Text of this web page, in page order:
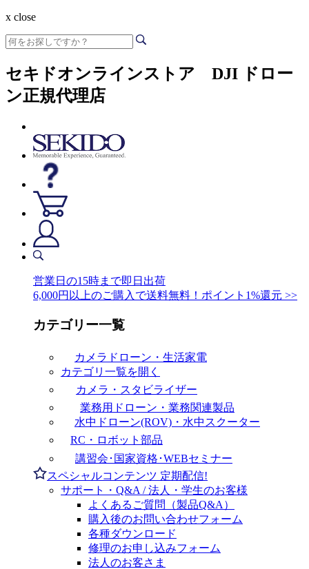
x close
セキドオンラインストア DJI ドロー
ン正規代理店
営業日の15時まで即日出荷
6,000円以上のご購入で送料無料！ポイント1%還元 >>
カテゴリー一覧
カメラドローン・生活家電
カテゴリ一覧を開く
カメラ・スタビライザー
業務用ドローン・業務関連製品
水中ドローン(ROV)・水中スクーター
RC・ロボット部品
講習会･国家資格･WEBセミナー
スペシャルコンテンツ 定期配信!
サポート・Q&A / 法人・学生のお客様
よくあるご質問（製品Q&A）
購入後のお問い合わせフォーム
各種ダウンロード
修理のお申し込みフォーム
法人のお客さま